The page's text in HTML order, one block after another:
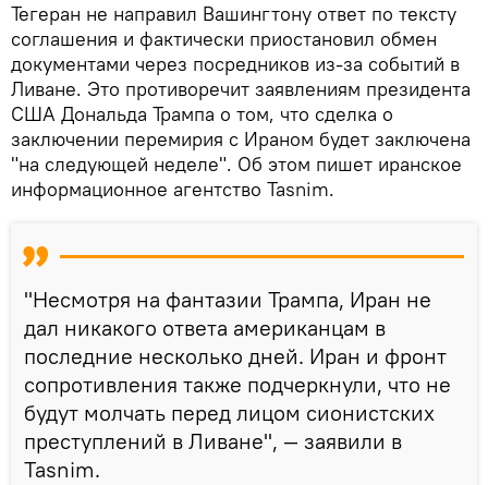
Тегеран не направил Вашингтону ответ по тексту
соглашения и фактически приостановил обмен
документами через посредников из-за событий в
Ливане. Это противоречит заявлениям президента
США Дональда Трампа о том, что сделка о
заключении перемирия с Ираном будет заключена
"на следующей неделе". Об этом пишет иранское
информационное агентство Tasnim.
"Несмотря на фантазии Трампа, Иран не
дал никакого ответа американцам в
последние несколько дней. Иран и фронт
сопротивления также подчеркнули, что не
будут молчать перед лицом сионистских
преступлений в Ливане", — заявили в
Tasnim.